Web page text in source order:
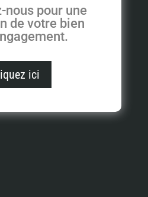
nous pour une
de votre bien
ici